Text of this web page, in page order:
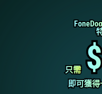
只需
只需
即可獲
即可獲